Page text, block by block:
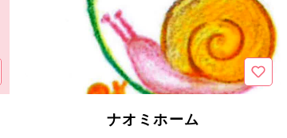
ナオミホーム